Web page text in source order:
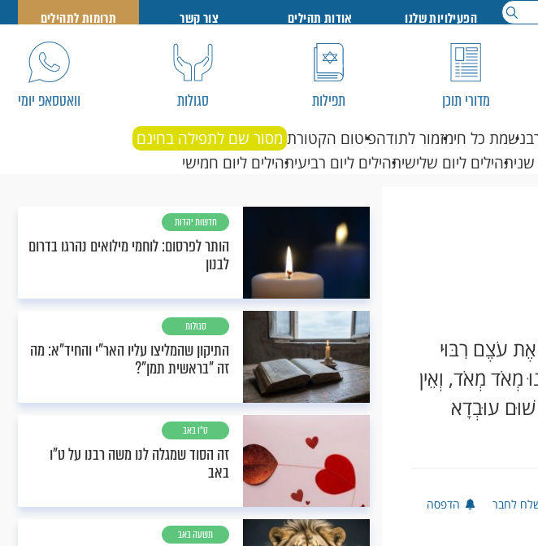
הפעילויות שלנו אודות תהילים צור קשר תרומות לתהילים
מדורי תוכן תפילות סגולות וואטסאפ יומי
נשמת כל חימזמור לתודהפיטום הקטורת מסור שם לתפילה בחינם
תהילים ליום שלישיתהילים ליום רביעיתהילים ליום חמישי
אֶת עֹצֶם רִבּוּי
מְאֹד מְאֹד, וְאֵין
עוּבְדָא
לחבר הדפסה
חדשות יהדות
הותר לפרסום: לוחמי מילואים נהרגו בדרום
לבנון
סגולות
התיקון שהמליצו עליו האר"י והחיד"א: מה
זה "בראשית תמן"?
ט"ו באב
זה הסוד שמגלה לנו משה רבנו על ט"ו
באב
תשעה באב